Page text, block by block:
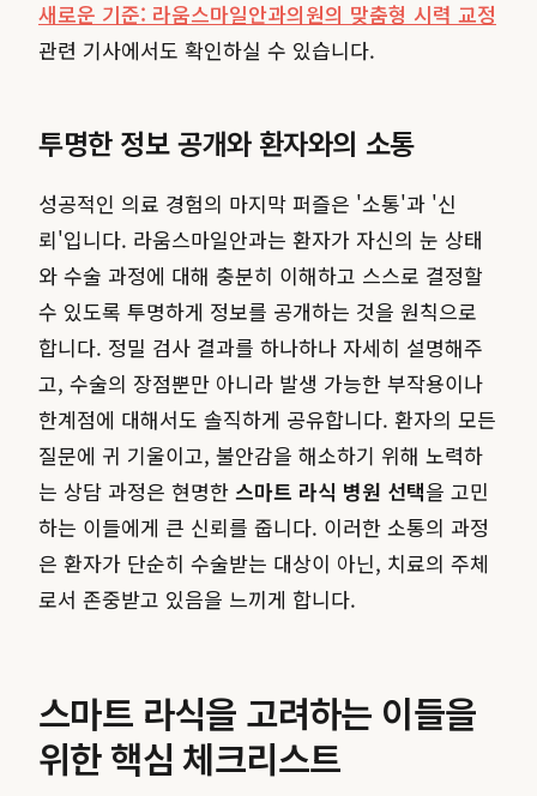
새로운 기준: 라움스마일안과의원의 맞춤형 시력 교정
관련 기사에서도 확인하실 수 있습니다.
투명한 정보 공개와 환자와의 소통
성공적인 의료 경험의 마지막 퍼즐은 '소통'과 '신
뢰'입니다. 라움스마일안과는 환자가 자신의 눈 상태
와 수술 과정에 대해 충분히 이해하고 스스로 결정할
수 있도록 투명하게 정보를 공개하는 것을 원칙으로
합니다. 정밀 검사 결과를 하나하나 자세히 설명해주
고, 수술의 장점뿐만 아니라 발생 가능한 부작용이나
한계점에 대해서도 솔직하게 공유합니다. 환자의 모든
질문에 귀 기울이고, 불안감을 해소하기 위해 노력하
는 상담 과정은 현명한 스마트 라식 병원 선택을 고민
하는 이들에게 큰 신뢰를 줍니다. 이러한 소통의 과정
은 환자가 단순히 수술받는 대상이 아닌, 치료의 주체
로서 존중받고 있음을 느끼게 합니다.
스마트 라식을 고려하는 이들을
위한 핵심 체크리스트